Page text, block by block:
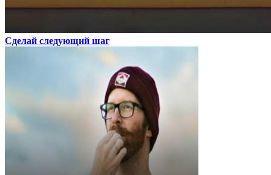
Сделай следующий шаг